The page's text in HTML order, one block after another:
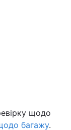
щодо
багажу.